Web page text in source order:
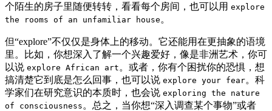
个陌生的房子里随便转转，看看每个房间，也可以用 explore
the rooms of an unfamiliar house 。
但“explore”不仅仅是身体上的移动。它还能用在更抽象的语境
里。比如，你想深入了解一个兴趣爱好，像是非洲艺术，你可
以说 explore African art 。或者，你有个困扰你的恐惧，想
搞清楚它到底是怎么回事，也可以说 explore your fear。科
学家们在研究意识的本质时，也会说 exploring the nature
of consciousness 。总之，当你想“深入调查某个事物”或者